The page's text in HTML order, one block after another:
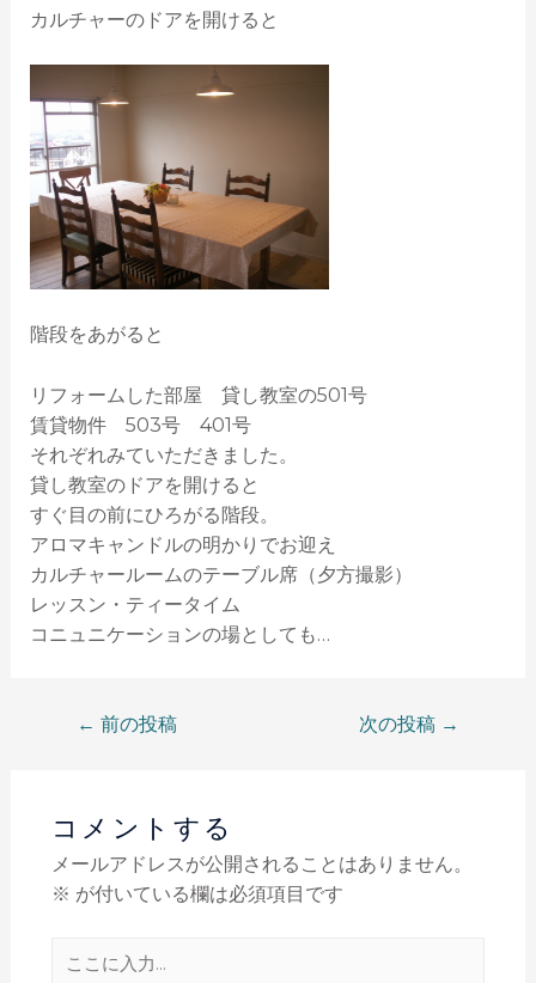
カルチャーのドアを開けると
階段をあがると
リフォームした部屋 貸し教室の501号
賃貸物件 503号 401号
それぞれみていただきました。
貸し教室のドアを開けると
すぐ目の前にひろがる階段。
アロマキャンドルの明かりでお迎え
カルチャールームのテーブル席（夕方撮影）
レッスン・ティータイム
コニュニケーションの場としても…
← 前の投稿 次の投稿 →
コメントする
メールアドレスが公開されることはありません。
※ が付いている欄は必須項目です